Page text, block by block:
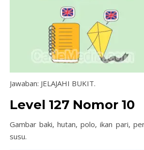
Jawaban: JELAJAHI BUKIT.
Level 127 Nomor 10
Gambar baki, hutan, polo, ikan pari,
susu.